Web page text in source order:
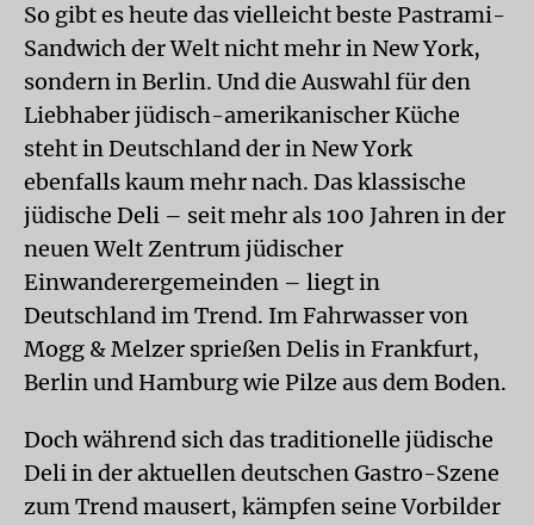
So gibt es heute das vielleicht beste Pastrami-
Sandwich der Welt nicht mehr in New York,
sondern in Berlin. Und die Auswahl für den
Liebhaber jüdisch-amerikanischer Küche
steht in Deutschland der in New York
ebenfalls kaum mehr nach. Das klassische
jüdische Deli – seit mehr als 100 Jahren in der
neuen Welt Zentrum jüdischer
Einwanderergemeinden – liegt in
Deutschland im Trend. Im Fahrwasser von
Mogg & Melzer sprießen Delis in Frankfurt,
Berlin und Hamburg wie Pilze aus dem Boden.
Doch während sich das traditionelle jüdische
Deli in der aktuellen deutschen Gastro-Szene
zum Trend mausert, kämpfen seine Vorbilder